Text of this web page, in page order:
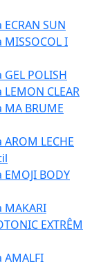
SUN
I
POLISH
CLEAR
BRUME
LECHE
BODY
EXTRÊM